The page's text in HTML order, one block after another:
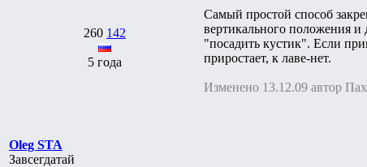
260 142
5 года
Самый простой способ
вертикального положения
"посадить кустик". Если
приростает, к лаве-нет.
Изменено 13.12.09 автор
Oleg STA
Завсегдатай